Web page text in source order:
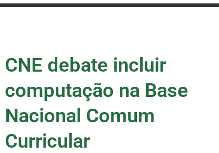
CNE debate incluir
computação na Base
Nacional Comum
Curricular